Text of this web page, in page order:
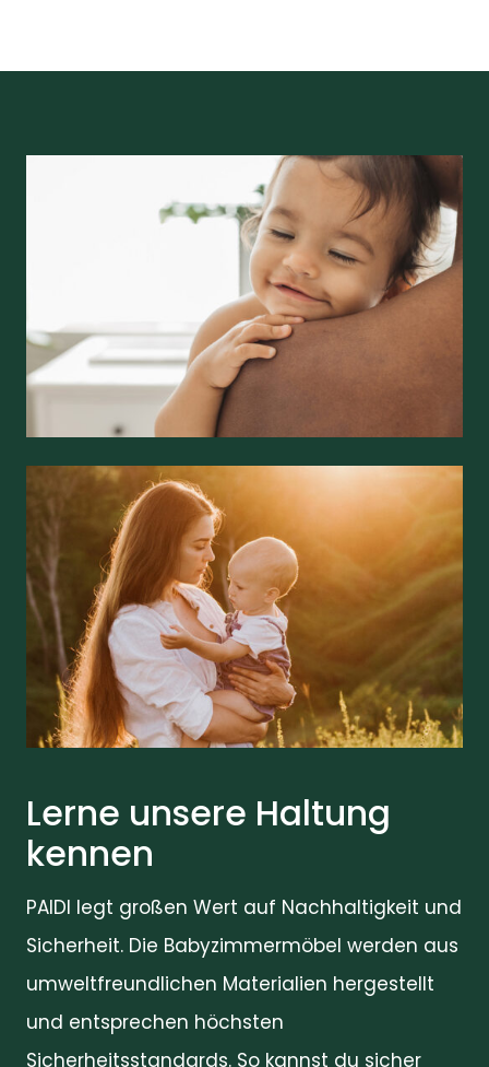
Lerne unsere Haltung
kennen
PAIDI legt großen Wert auf Nachhaltigkeit und
Sicherheit. Die Babyzimmermöbel werden aus
umweltfreundlichen Materialien hergestellt
und entsprechen höchsten
Sicherheitsstandards. So kannst du sicher